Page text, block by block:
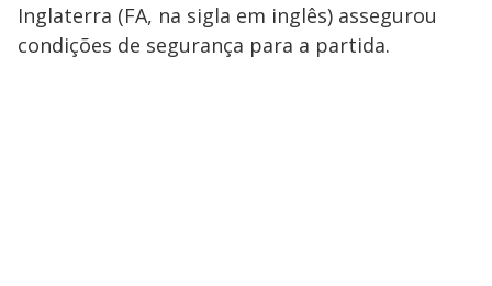
Inglaterra (FA, na sigla em inglês) assegurou
condições de segurança para a partida.